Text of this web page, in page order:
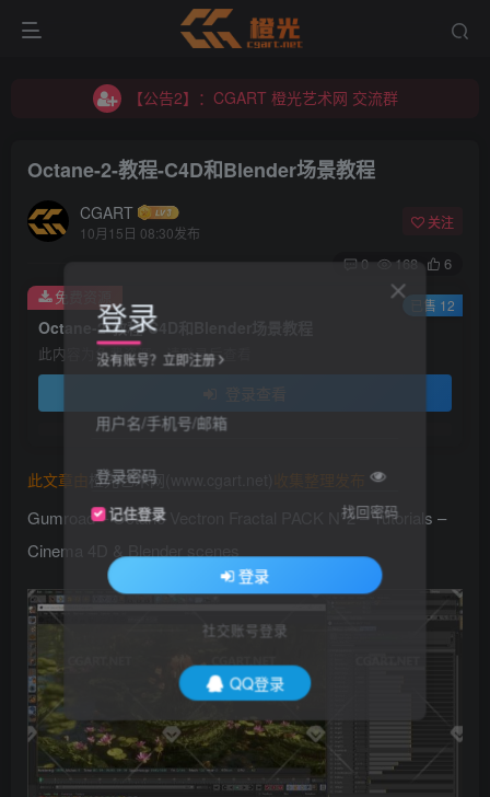
【公告2】：CGART 橙光艺术网 交流群
【公告2】：CGART 橙光艺术网 交流群
Octane-2-教程-C4D和Blender场景教程
CGART
10月15日 08:30发布
关注
0 168 6
Octane-2-教程-C4D和Blender场景教程
此内容为免费资源，请登录后查看
免费资源 已售 12
此文章由 橙光艺术网(www.cgart.net)
Gumroad – Octane Vectron Fractal PACK N°2 – Tutorials –
Cinema 4D & Blender scenes
登录
没有账号？立即注册
用户名/手机号/邮箱
登录密码
记住登录 找回密码
登录
社交账号登录
QQ登录